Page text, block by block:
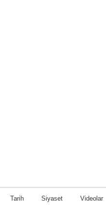
Tarih Siyaset Videolar